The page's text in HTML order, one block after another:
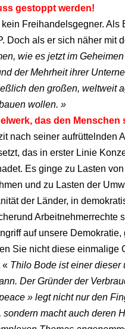
gestoppt werden!
kein Freihandelsgegner.
Doch als er sich näher mit
wie es jetzt im
der Mehrheit ihrer
den großen, weltweit
wollen. »
das den Menschen
nach seiner aufrüttelnden
das in erster Linie
Es ginge zu Lasten
und zu Lasten der
der Länder, in
Arbeitnehmerrechte
auf unsere
Sie nicht diese einmalige
« Thilo Bode ist einer dieser
Der Gründer der
» legt nicht nur den
sondern macht auch deren